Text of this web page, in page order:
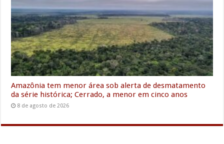
Amazônia tem menor área sob alerta de desmatamento
da série histórica; Cerrado, a menor em cinco anos
8 de agosto de 2026